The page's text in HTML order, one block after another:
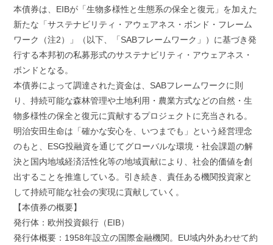
k
本債券は、EIBが「生物多様性と生態系の保全と復元」を加えた
新たな「サステナビリティ・アウェアネス・ボンド・フレーム
ワーク（注2）」（以下、「SABフレームワーク」）に基づき発
行する本邦初の私募形式のサステナビリティ・アウェアネス・
ボンドとなる。
本債券によって調達された資金は、SABフレームワークに則
り、持続可能な森林管理や土地利用・農業方式などの自然・生
物多様性の保全と復元に貢献するプロジェクトに充当される。
明治安田生命は「確かな安心を、いつまでも」という経営理念
のもと、ESG投融資を通じてグローバルな環境・社会課題の解
決と国内地域経済活性化等の地域貢献により、社会的価値を創
出することを推進している。引き続き、責任ある機関投資家と
して持続可能な社会の実現に貢献していく。
【本債券の概要】
発行体：欧州投資銀行（EIB）
発行体概要：1958年設立の国際金融機関。EU域内外あわせて約